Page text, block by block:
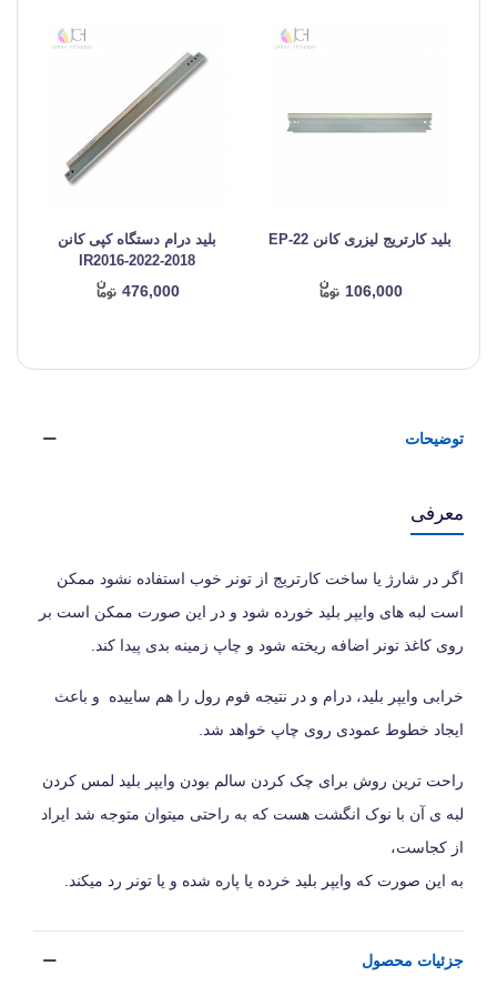
بلید کارتریج لیزری کانن EP-22
106,000
بلید درام دستگاه کپی کانن
IR2016-2022-2018
476,000
توضیحات
معرفی
اگر در شارژ یا ساخت کارتریج از تونر خوب استفاده نشود ممکن
است لبه های وایپر بلید خورده شود و در این صورت ممکن است بر
روی کاغذ تونر اضافه ریخته شود و چاپ زمینه بدی پیدا کند.
خرابی وایپر بلید، درام و در نتیجه فوم رول را هم ساییده و باعث
ایجاد خطوط عمودی روی چاپ خواهد شد.
راحت ترین روش برای چک کردن سالم بودن وایپر بلید لمس کردن
لبه ی آن با نوک انگشت هست که به راحتی میتوان متوجه شد ایراد
از کجاست،
به این صورت که وایپر بلید خرده یا پاره شده و یا تونر رد میکند.
جزئیات محصول